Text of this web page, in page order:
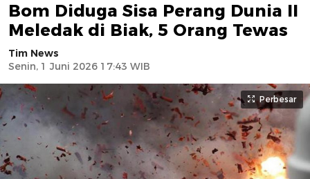
Bom Diduga Sisa Perang Dunia II
Meledak di Biak, 5 Orang Tewas
Tim News
Senin, 1 Juni 2026 17:43 WIB
Perbesar